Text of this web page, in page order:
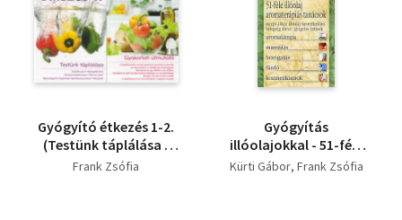
Gyógyító étkezés 1-2.
(Testünk táplálása -
Gyakorlati útmutató)
Frank Zsófia
Gyógyítás
illóolajokkal - 51-féle
illóolaj,
Kürti Gábor Frank Zsófia